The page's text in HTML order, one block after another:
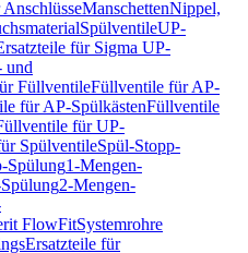
ManschettenNippel,
SpülventileUP-
für Sigma UP-
und
FüllventileFüllventile für AP-
für AP-SpülkästenFüllventile
für UP-
SpülventileSpül-Stopp-
Spülung1-Mengen-
2-Mengen-
FlowFitSystemrohre
Ersatzteile für